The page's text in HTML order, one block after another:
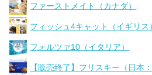
ファーストメイト（カナダ）
フィッシュ4キャット（イギリス
フォルツァ10（イタリア）
【販売終了】フリスキー（日本：